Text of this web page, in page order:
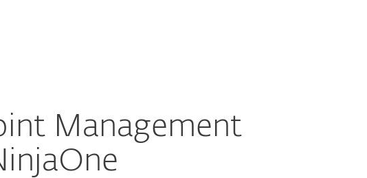
Management